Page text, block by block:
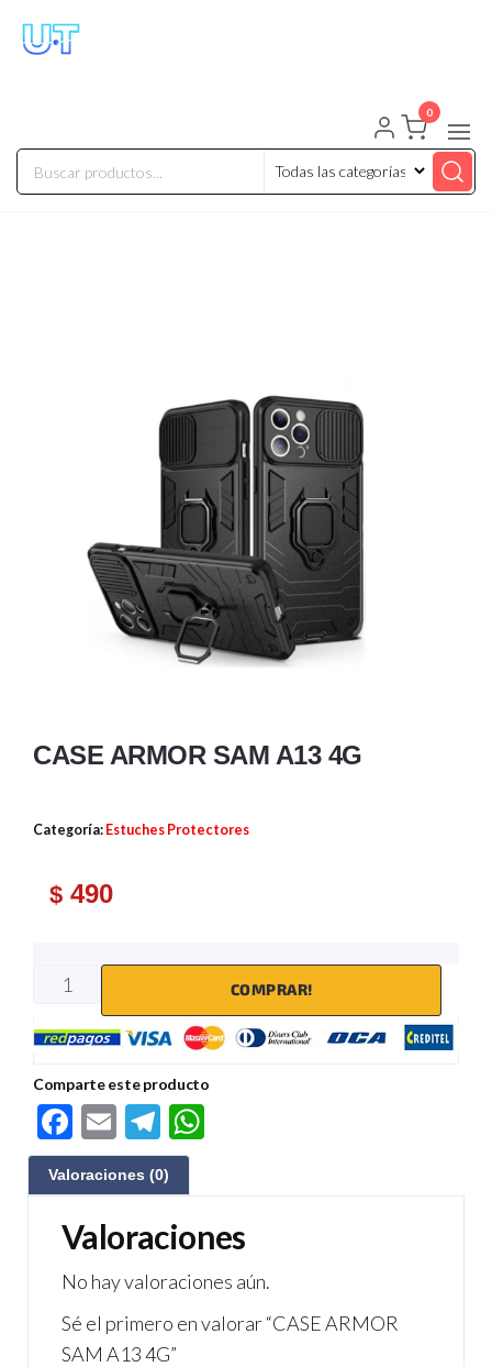
0
CASE ARMOR SAM A13 4G
Categoría: Estuches Protectores
$ 490
COMPRAR!
Comparte este producto
F
ac
e
b
o
o
k
E
m
ail
Te
le
gr
a
m
s
A
p
p
Valoraciones (0)
Valoraciones
No hay valoraciones aún.
Sé el primero en valorar “CASE ARMOR
SAM A13 4G”